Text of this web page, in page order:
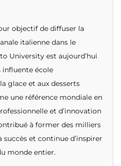
objectif de diffuser la
italienne dans le
University est aujourd’hui
influente école
glace et aux desserts
une référence mondiale en
et d’innovation
à former des milliers
succès et continue d’inspirer
monde entier.